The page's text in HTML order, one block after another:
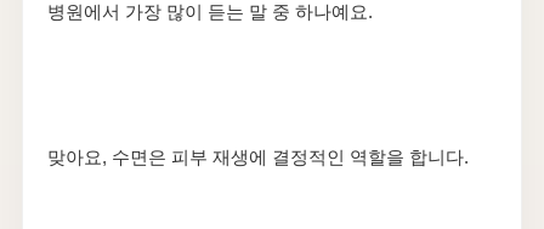
병원에서 가장 많이 듣는 말 중 하나예요.
맞아요, 수면은 피부 재생에 결정적인 역할을 합니다.